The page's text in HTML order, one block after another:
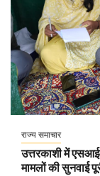
राज्य समाचार
उत्तरकाशी में
मामलों की सुनवाई